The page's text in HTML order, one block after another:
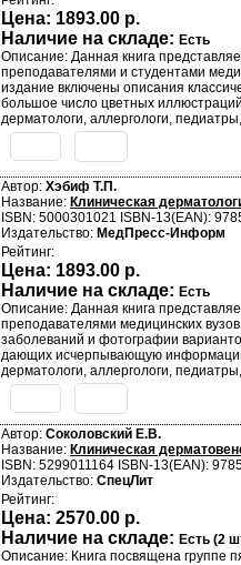
Цена: 1893.00 р.
Наличие на складе: Есть
Описание: Данная книга
преподавателями и студентами
издание включены описания
большое число цветных
дерматологи, аллергологи,
Автор: Хэбиф Т.П.
Название: Клиническая
ISBN: 5000301021 ISBN-13(EAN):
Издательство: МедПресс-Информ
Рейтинг:
Цена: 1893.00 р.
Наличие на складе: Есть
Описание: Данная книга
преподавателями медицинских
заболеваний и фотографии
дающих исчерпывающую информацию
дерматологи, аллергологи,
Автор: Соколовский Е.В.
Название: Клиническая
ISBN: 5299011164 ISBN-13(EAN):
Издательство: СпецЛит
Рейтинг:
Цена: 2570.00 р.
Наличие на складе: Есть (2
Описание: Книга посвящена группе